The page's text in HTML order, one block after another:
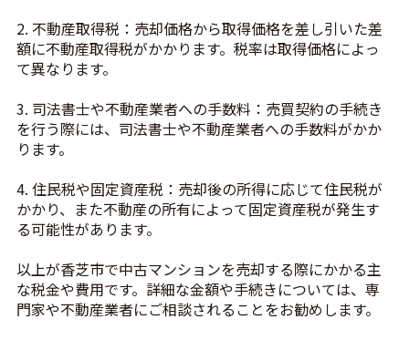
2. 不動産取得税：売却価格から取得価格を差し引いた差
額に不動産取得税がかかります。税率は取得価格によっ
て異なります。
3. 司法書士や不動産業者への手数料：売買契約の手続き
を行う際には、司法書士や不動産業者への手数料がかか
ります。
4. 住民税や固定資産税：売却後の所得に応じて住民税が
かかり、また不動産の所有によって固定資産税が発生す
る可能性があります。
以上が香芝市で中古マンションを売却する際にかかる主
な税金や費用です。詳細な金額や手続きについては、専
門家や不動産業者にご相談されることをお勧めします。